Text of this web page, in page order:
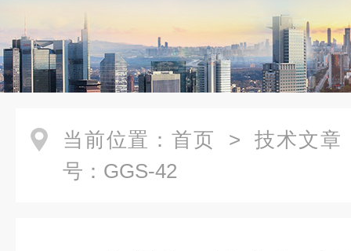
当前位置： 首页 > 技术文章
号：GGS-42